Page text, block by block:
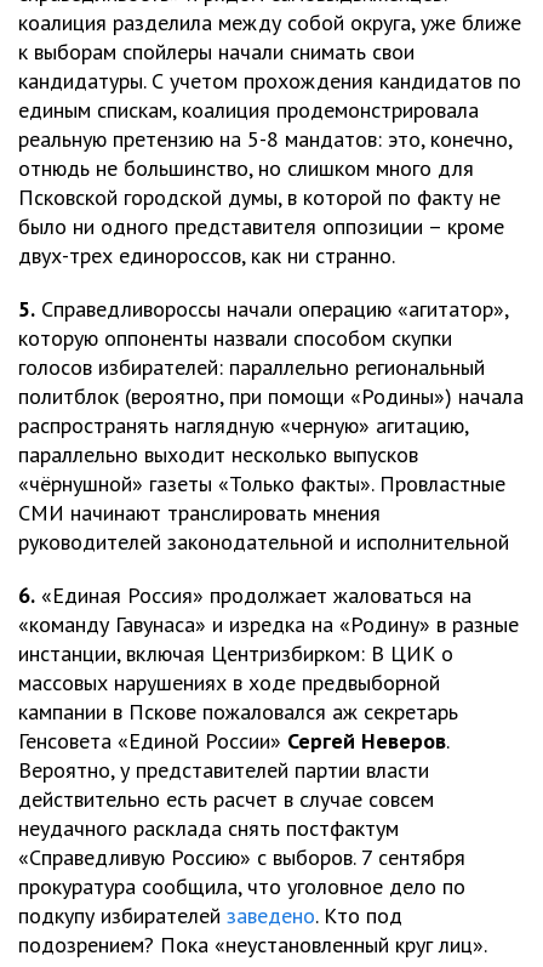
коалиция разделила между собой округа, уже ближе
к выборам спойлеры начали снимать свои
кандидатуры. С учетом прохождения кандидатов по
единым спискам, коалиция продемонстрировала
реальную претензию на 5-8 мандатов: это, конечно,
отнюдь не большинство, но слишком много для
Псковской городской думы, в которой по факту не
было ни одного представителя оппозиции – кроме
двух-трех единороссов, как ни странно.
5. Справедливороссы начали операцию «агитатор»,
которую оппоненты назвали способом скупки
голосов избирателей: параллельно региональный
политблок (вероятно, при помощи «Родины») начала
распространять наглядную «черную» агитацию,
параллельно выходит несколько выпусков
«чёрнушной» газеты «Только факты». Провластные
СМИ начинают транслировать мнения
руководителей законодательной и исполнительной
6. «Единая Россия» продолжает жаловаться на
«команду Гавунаса» и изредка на «Родину» в разные
инстанции, включая Центризбирком: В ЦИК о
массовых нарушениях в ходе предвыборной
кампании в Пскове пожаловался аж секретарь
Генсовета «Единой России» Сергей Неверов.
Вероятно, у представителей партии власти
действительно есть расчет в случае совсем
неудачного расклада снять постфактум
«Справедливую Россию» с выборов. 7 сентября
прокуратура сообщила, что уголовное дело по
подкупу избирателей заведено. Кто под
подозрением? Пока «неустановленный круг лиц».